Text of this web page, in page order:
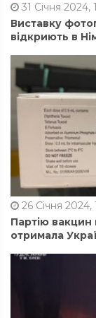
31 Січня 2024,
Виставку
відкриють в
26 Січня 2024,
Партію
отримала